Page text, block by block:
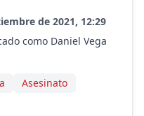
de 2021, 12:29
como Daniel Vega
Asesinato